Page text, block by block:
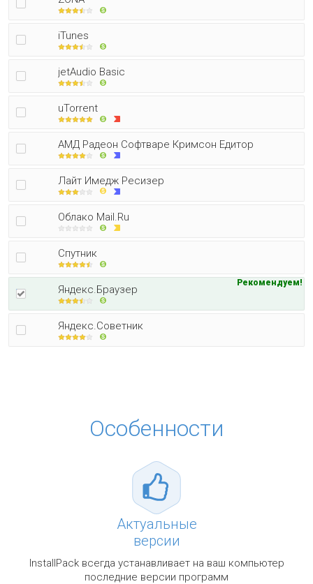
iTunes
jetAudio Basic
uTorrent
АМД Радеон Софтваре Кримсон Едитор
Лайт Имедж Ресизер
Облако Mail.Ru
Спутник
Яндекс.Браузер
Рекомендуем!
Яндекс.Советник
Особенности
Актуальные
версии
InstallPack всегда устанавливает на ваш компьютер
последние версии программ